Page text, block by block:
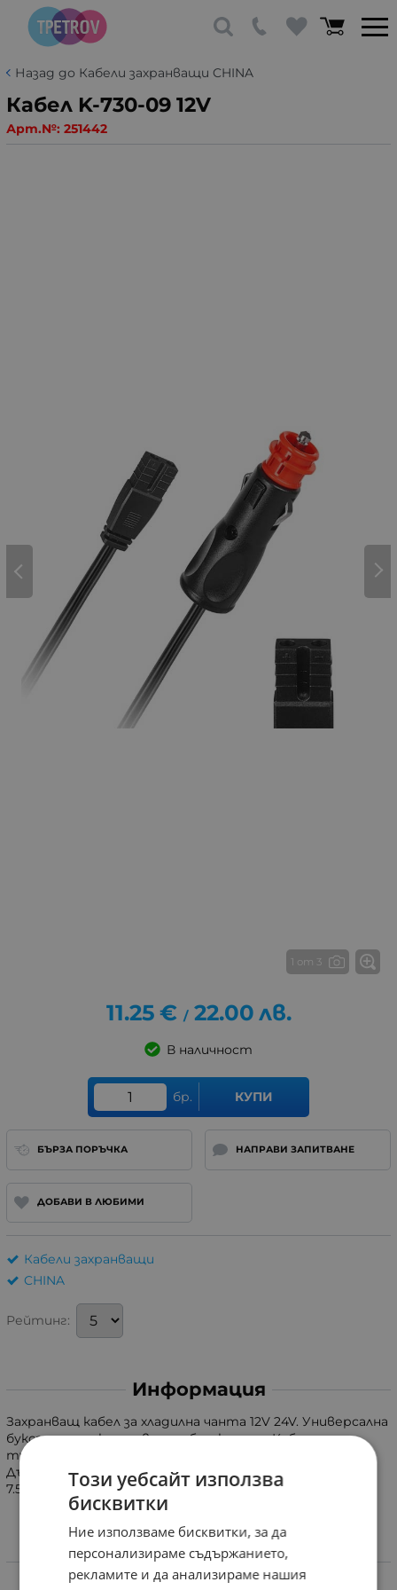
Назад до Кабели захранващи CHINA
Кабел K-730-09 12V
Арт.№: 251442
1 от 3
11.25 € / 22.00 лв.
В наличност
бр. КУПИ
БЪРЗА ПОРЪЧКА НАПРАВИ ЗАПИТВАНЕ
ДОБАВИ В ЛЮБИМИ
Кабели захранващи
CHINA
Рейтинг:
Информация
Захранващ кабел за хладилна чанта 12V 24V. Универсална
букса за запалка на автомобил, камион. Кабел за
туристически хладилник с DC конектор с
Дължина 4м. Букса с размери 13.5x7.4mm и с растер
7.5mm. Предпазител 10A.
Характеристики
Този уебсайт използва
бисквитки
Ние използваме бисквитки, за да
персонализираме съдържанието,
рекламите и да анализираме нашия